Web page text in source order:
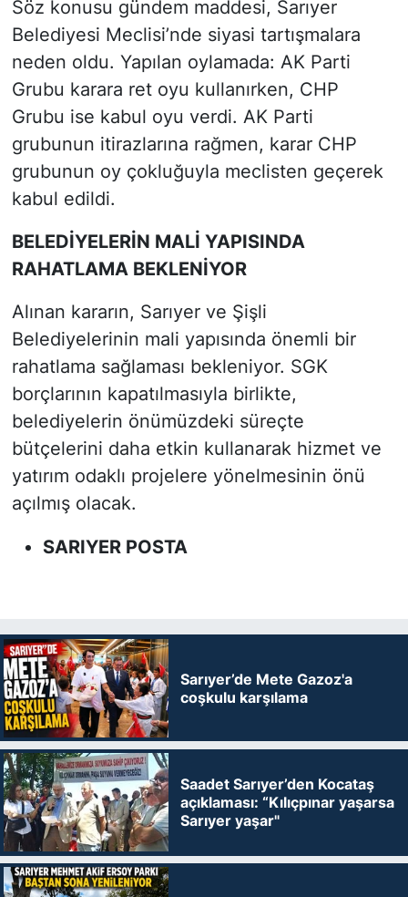
Söz konusu gündem maddesi, Sarıyer
Belediyesi Meclisi’nde siyasi tartışmalara
neden oldu. Yapılan oylamada: AK Parti
Grubu karara retoyu kullanırken, CHP
Grubu ise kabul oyu verdi. AK Parti
grubunun itirazlarına rağmen, karar CHP
grubunun oy çokluğuyla meclisten geçerek
kabul edildi.
BELEDİYELERİN MALİ YAPISINDA
RAHATLAMA BEKLENİYOR
Alınan kararın, Sarıyer ve Şişli
Belediyelerinin mali yapısında önemli bir
rahatlama sağlaması bekleniyor. SGK
borçlarının kapatılmasıyla birlikte,
belediyelerin önümüzdeki süreçte
bütçelerini daha etkin kullanarak hizmet ve
yatırım odaklı projelere yönelmesinin önü
açılmış olacak.
SARIYER POSTA
Sarıyer’de Mete Gazoz'a
coşkulu karşılama
Saadet Sarıyer’den Kocataş
açıklaması: “Kılıçpınar yaşarsa
Sarıyer yaşar"